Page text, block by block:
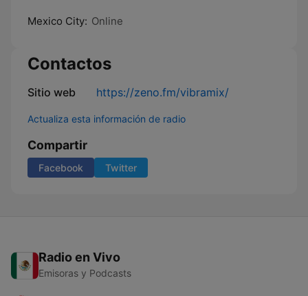
Mexico City: Online
Contactos
Sitio web https://zeno.fm/vibramix/
Actualiza esta información de radio
Compartir
Facebook Twitter
Radio en Vivo
Emisoras y Podcasts